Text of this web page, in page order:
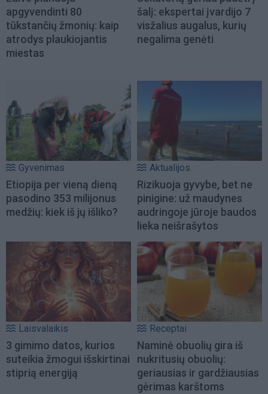
apgyvendinti 80
tūkstančių žmonių: kaip
atrodys plaukiojantis
miestas
šalį: ekspertai įvardijo 7
visžalius augalus, kurių
negalima genėti
Gyvenimas
Etiopija per vieną dieną
pasodino 353 milijonus
medžių: kiek iš jų išliko?
Aktualijos
Rizikuoja gyvybe, bet ne
pinigine: už maudynes
audringoje jūroje baudos
lieka neišrašytos
Laisvalaikis
3 gimimo datos, kurios
suteikia žmogui išskirtinai
stiprią energiją
Receptai
Naminė obuolių gira iš
nukritusių obuolių:
geriausias ir gardžiausias
gėrimas karštoms